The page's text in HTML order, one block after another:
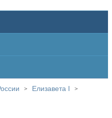
> Елизавета I >